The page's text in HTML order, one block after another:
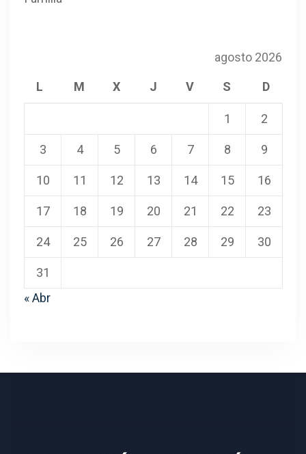
agosto 2026
L M X J V S D
1 2
3 4 5 6 7 8 9
10 11 12 13 14 15 16
17 18 19 20 21 22 23
24 25 26 27 28 29 30
31
« Abr